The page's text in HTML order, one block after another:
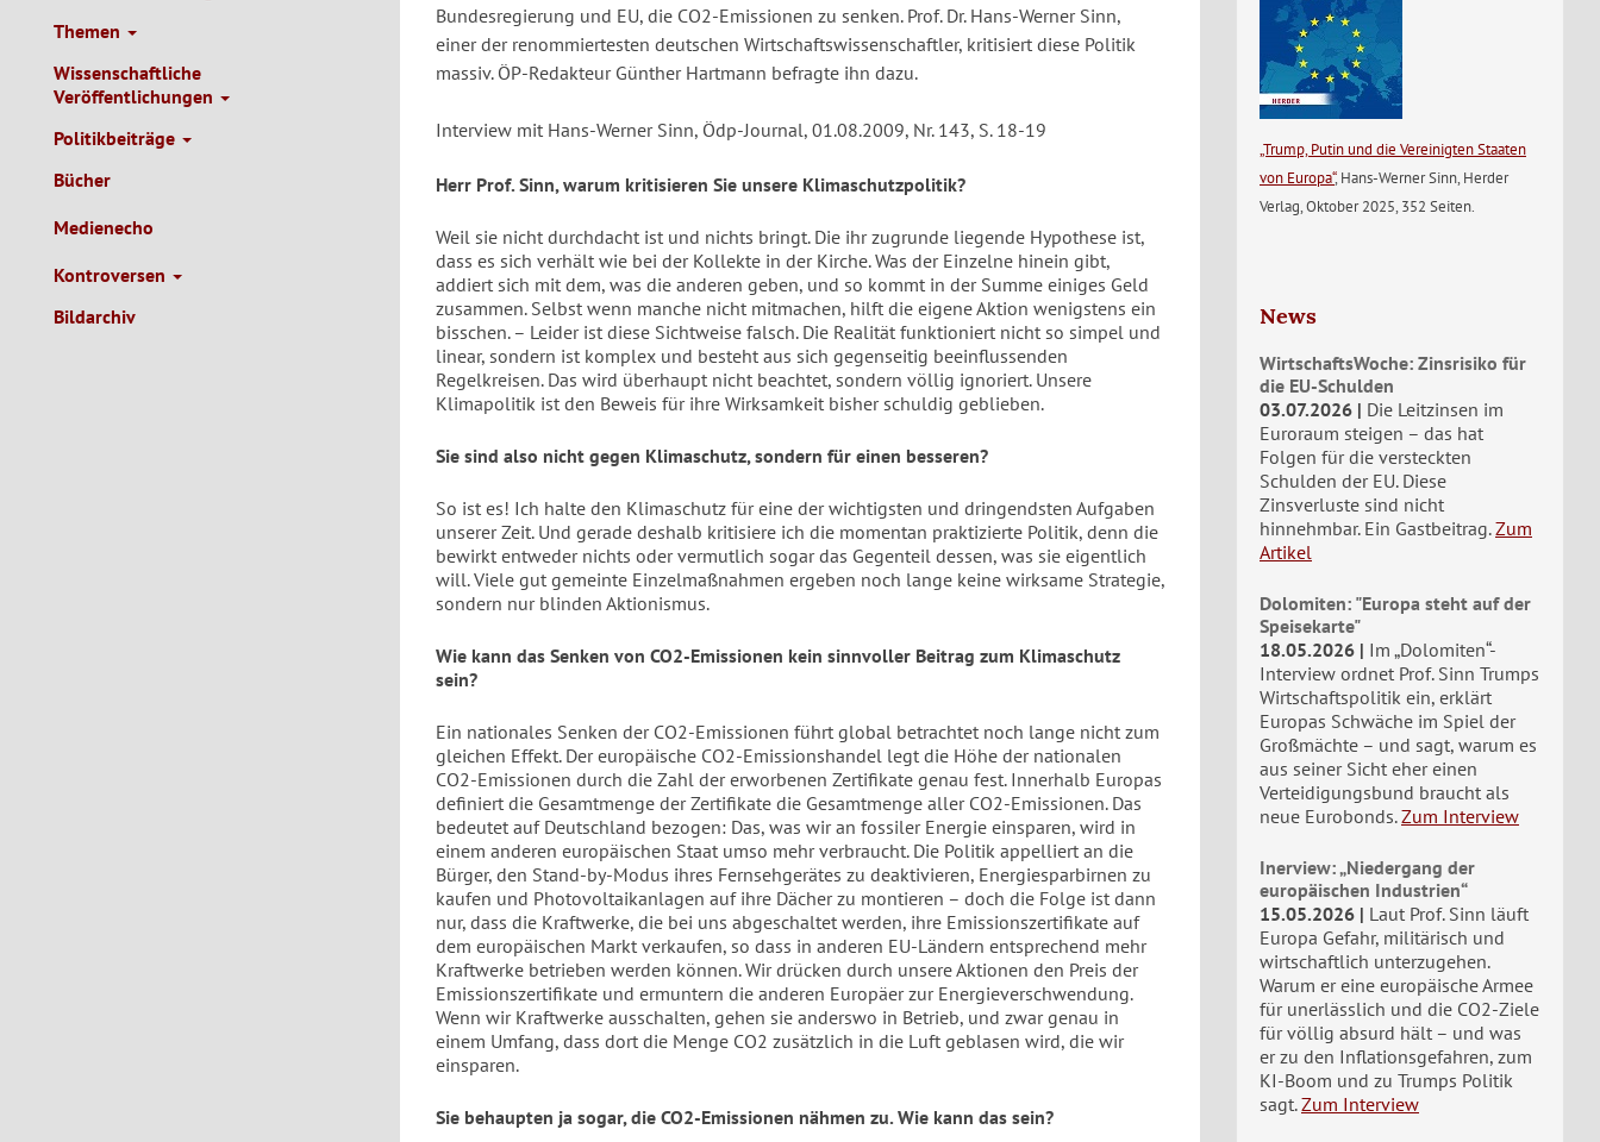
Themen
Wissenschaftliche
Veröffentlichungen
Politikbeiträge
Bücher
Medienecho
Kontroversen
Bildarchiv
Bundesregierung und EU, die CO2-Emissionen zu senken. Prof. Dr. Hans-Werner Sinn,
einer der renommiertesten deutschen Wirtschaftswissenschaftler, kritisiert diese Politik
massiv. ÖP-Redakteur Günther Hartmann befragte ihn dazu.
Interview mit Hans-Werner Sinn, Ödp-Journal, 01.08.2009, Nr. 143, S. 18-19
Herr Prof. Sinn, warum kritisieren Sie unsere Klimaschutzpolitik?
Weil sie nicht durchdacht ist und nichts bringt. Die ihr zugrunde liegende Hypothese ist,
dass es sich verhält wie bei der Kollekte in der Kirche. Was der Einzelne hinein gibt,
addiert sich mit dem, was die anderen geben, und so kommt in der Summe einiges Geld
zusammen. Selbst wenn manche nicht mitmachen, hilft die eigene Aktion wenigstens ein
bisschen. – Leider ist diese Sichtweise falsch. Die Realität funktioniert nicht so simpel und
linear, sondern ist komplex und besteht aus sich gegenseitig beeinflussenden
Regelkreisen. Das wird überhaupt nicht beachtet, sondern völlig ignoriert. Unsere
Klimapolitik ist den Beweis für ihre Wirksamkeit bisher schuldig geblieben.
Sie sind also nicht gegen Klimaschutz, sondern für einen besseren?
So ist es! Ich halte den Klimaschutz für eine der wichtigsten und dringendsten Aufgaben
unserer Zeit. Und gerade deshalb kritisiere ich die momentan praktizierte Politik, denn die
bewirkt entweder nichts oder vermutlich sogar das Gegenteil dessen, was sie eigentlich
will. Viele gut gemeinte Einzelmaßnahmen ergeben noch lange keine wirksame Strategie,
sondern nur blinden Aktionismus.
Wie kann das Senken von CO2-Emissionen kein sinnvoller Beitrag zum Klimaschutz
sein?
Ein nationales Senken der CO2-Emissionen führt global betrachtet noch lange nicht zum
gleichen Effekt. Der europäische CO2-Emissionshandel legt die Höhe der nationalen
CO2-Emissionen durch die Zahl der erworbenen Zertifikate genau fest. Innerhalb Europas
definiert die Gesamtmenge der Zertifikate die Gesamtmenge aller CO2-Emissionen. Das
bedeutet auf Deutschland bezogen: Das, was wir an fossiler Energie einsparen, wird in
einem anderen europäischen Staat umso mehr verbraucht. Die Politik appelliert an die
Bürger, den Stand-by-Modus ihres Fernsehgerätes zu deaktivieren, Energiesparbirnen zu
kaufen und Photovoltaikanlagen auf ihre Dächer zu montieren – doch die Folge ist dann
nur, dass die Kraftwerke, die bei uns abgeschaltet werden, ihre Emissionszertifikate auf
dem europäischen Markt verkaufen, so dass in anderen EU-Ländern entsprechend mehr
Kraftwerke betrieben werden können. Wir drücken durch unsere Aktionen den Preis der
Emissionszertifikate und ermuntern die anderen Europäer zur Energieverschwendung.
Wenn wir Kraftwerke ausschalten, gehen sie anderswo in Betrieb, und zwar genau in
einem Umfang, dass dort die Menge CO2 zusätzlich in die Luft geblasen wird, die wir
einsparen.
Sie behaupten ja sogar, die CO2-Emissionen nähmen zu. Wie kann das sein?
„Trump, Putin und die Vereinigten Staaten
von Europa“, Hans-Werner Sinn, Herder
Verlag, Oktober 2025, 352 Seiten.
News
WirtschaftsWoche: Zinsrisiko für
die EU-Schulden
03.07.2026
Die Leitzinsen im
Euroraum steigen – das hat
Folgen für die versteckten
Schulden der EU. Diese
Zinsverluste sind nicht
hinnehmbar. Ein Gastbeitrag. Zum
Artikel
Dolomiten: "Europa steht auf der
Speisekarte"
18.05.2026
Im „Dolomiten“-
Interview ordnet Prof. Sinn Trumps
Wirtschaftspolitik ein, erklärt
Europas Schwäche im Spiel der
Großmächte – und sagt, warum es
aus seiner Sicht eher einen
Verteidigungsbund braucht als
neue Eurobonds. Zum Interview
Inerview: „Niedergang der
europäischen Industrien“
15.05.2026
Laut Prof. Sinn läuft
Europa Gefahr, militärisch und
wirtschaftlich unterzugehen.
Warum er eine europäische Armee
für unerlässlich und die CO2-Ziele
für völlig absurd hält – und was
er zu den Inflationsgefahren, zum
KI-Boom und zu Trumps Politik
sagt. Zum Interview